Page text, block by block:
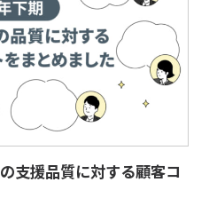
支援品質に対する顧客コ